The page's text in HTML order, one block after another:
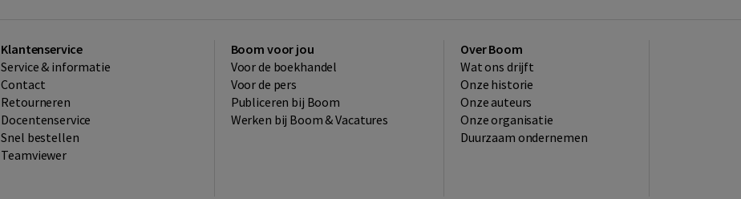
Klantenservice
Service & informatie
Contact
Retourneren
Docentenservice
Snel bestellen
Teamviewer
Boom voor jou
Voor de boekhandel
Voor de pers
Publiceren bij Boom
Werken bij Boom & Vacatures
Over Boom
Wat ons drijft
Onze historie
Onze auteurs
Onze organisatie
Duurzaam ondernemen